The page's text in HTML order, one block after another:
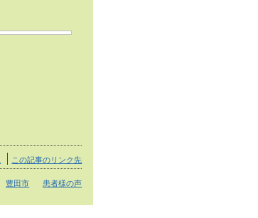
この記事のリンク先
豊田市 患者様の声